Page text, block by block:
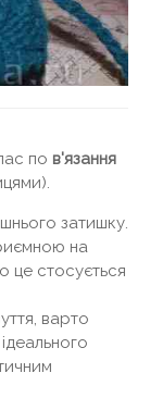
по в'язання
затишку.
на
це стосується
варто